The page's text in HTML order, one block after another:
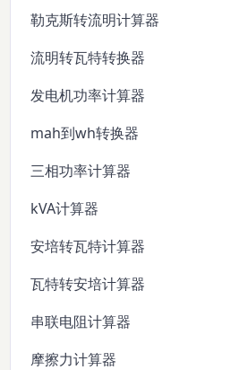
勒克斯转流明计算器
流明转瓦特转换器
发电机功率计算器
mah到wh转换器
三相功率计算器
kVA计算器
安培转瓦特计算器
瓦特转安培计算器
串联电阻计算器
摩擦力计算器